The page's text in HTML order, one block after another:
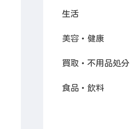
生活
美容・健康
買取・不用品処分
食品・飲料